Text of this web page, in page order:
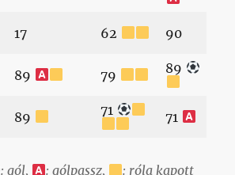
17 62 90
89 79 89
89 71 71
: gól, : gólpassz,
: róla kapott